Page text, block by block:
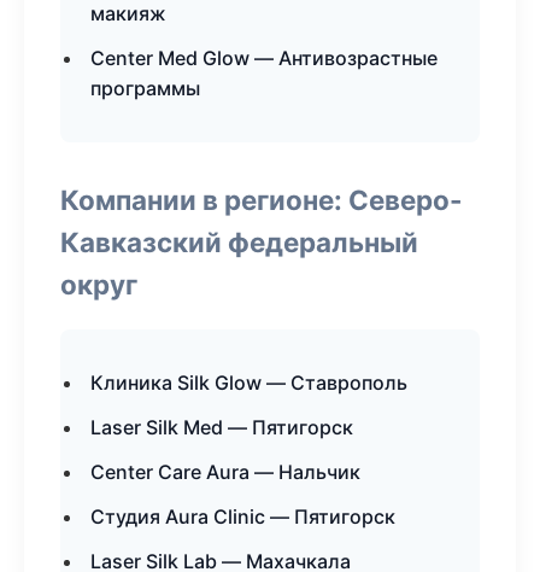
макияж
Center Med Glow — Антивозрастные
программы
Компании в регионе: Северо-
Кавказский федеральный
округ
Клиника Silk Glow — Ставрополь
Laser Silk Med — Пятигорск
Center Care Aura — Нальчик
Студия Aura Clinic — Пятигорск
Laser Silk Lab — Махачкала